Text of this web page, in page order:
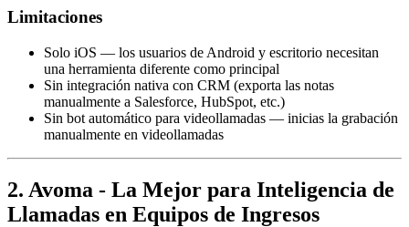
Limitaciones
Solo iOS — los usuarios de Android y escritorio necesitan
una herramienta diferente como principal
Sin integración nativa con CRM (exporta las notas
manualmente a Salesforce, HubSpot, etc.)
Sin bot automático para videollamadas — inicias la grabación
manualmente en videollamadas
2. Avoma - La Mejor para Inteligencia de
Llamadas en Equipos de Ingresos